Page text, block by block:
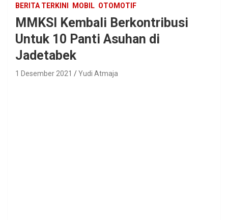
BERITA TERKINI MOBIL OTOMOTIF
MMKSI Kembali Berkontribusi
Untuk 10 Panti Asuhan di
Jadetabek
1 Desember 2021 Yudi Atmaja